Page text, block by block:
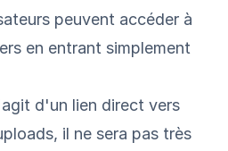
peuvent accéder à
en entrant simplement
d'un lien direct vers
il ne sera pas très